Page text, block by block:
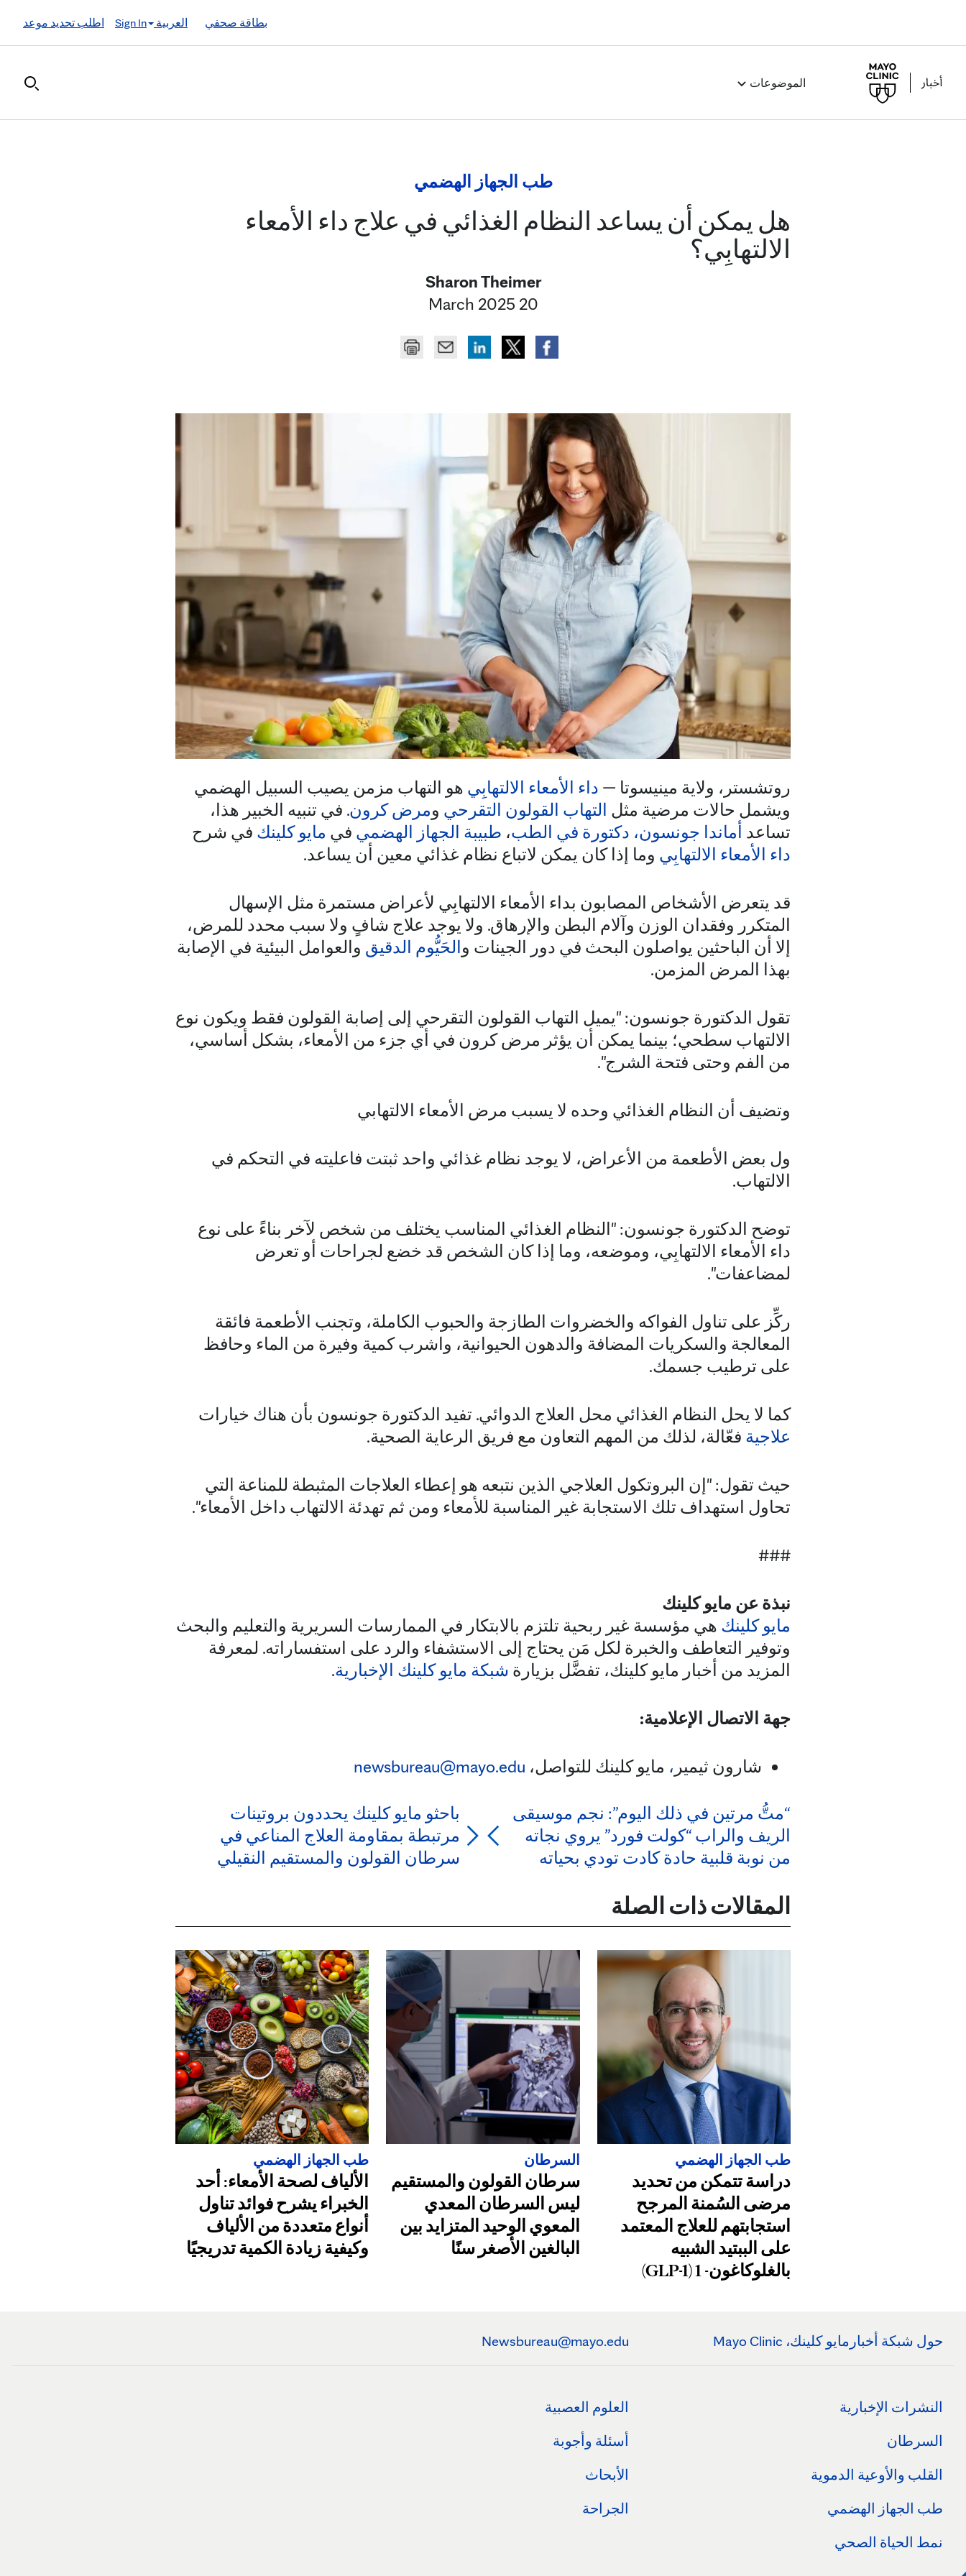
العربية
بطاقة صحفي Sign In اطلب تحديد موعد
الموضوعات
طب الجهاز الهضمي
هل يمكن أن يساعد النظام الغذائي في علاج داء الأمعاء
الالتهابِي؟
Sharon Theimer
20 March 2025
روتشستر، ولاية مينيسوتا — داء الأمعاء الالتهابِي هو التهاب مزمن يصيب السبيل الهضمي
ويشمل حالات مرضية مثل التهاب القولون التقرحي ومرض كرون. في تنبيه الخبير هذا،
تساعد أماندا جونسون، دكتورة في الطب، طبيبة الجهاز الهضمي في مايو كلينك في شرح
داء الأمعاء الالتهابِي وما إذا كان يمكن لاتباع نظام غذائي معين أن يساعد.
قد يتعرض الأشخاص المصابون بداء الأمعاء الالتهابِي لأعراض مستمرة مثل الإسهال
المتكرر وفقدان الوزن وآلام البطن والإرهاق. ولا يوجد علاج شافٍ ولا سبب محدد للمرض،
إلا أن الباحثين يواصلون البحث في دور الجينات والحَيُّوم الدقيق والعوامل البيئية في الإصابة
بهذا المرض المزمن.
تقول الدكتورة جونسون: "يميل التهاب القولون التقرحي إلى إصابة القولون فقط ويكون نوع
الالتهاب سطحي؛ بينما يمكن أن يؤثر مرض كرون في أي جزء من الأمعاء، بشكل أساسي،
من الفم وحتى فتحة الشرج".
وتضيف أن النظام الغذائي وحده لا يسبب مرض الأمعاء الالتهابي
ول بعض الأطعمة من الأعراض، لا يوجد نظام غذائي واحد ثبتت فاعليته في التحكم في
الالتهاب.
توضح الدكتورة جونسون: "النظام الغذائي المناسب يختلف من شخص لآخر بناءً على نوع
داء الأمعاء الالتهابِي، وموضعه، وما إذا كان الشخص قد خضع لجراحات أو تعرض
لمضاعفات".
ركِّز على تناول الفواكه والخضروات الطازجة والحبوب الكاملة، وتجنب الأطعمة فائقة
المعالجة والسكريات المضافة والدهون الحيوانية، واشرب كمية وفيرة من الماء وحافظ
على ترطيب جسمك.
كما لا يحل النظام الغذائي محل العلاج الدوائي. تفيد الدكتورة جونسون بأن هناك خيارات
علاجية فعّالة، لذلك من المهم التعاون مع فريق الرعاية الصحية.
حيث تقول: "إن البروتكول العلاجي الذين نتبعه هو إعطاء العلاجات المثبطة للمناعة التي
تحاول استهداف تلك الاستجابة غير المناسبة للأمعاء ومن ثم تهدئة الالتهاب داخل الأمعاء".
###
نبذة عن مايو كلينك
مايو كلينك هي مؤسسة غير ربحية تلتزم بالابتكار في الممارسات السريرية والتعليم والبحث
وتوفير التعاطف والخبرة لكل مَن يحتاج إلى الاستشفاء والرد على استفساراته. لمعرفة
المزيد من أخبار مايو كلينك، تفضَّل بزيارة شبكة مايو كلينك الإخبارية.
جهة الاتصال الإعلامية:
شارون ثيمير ، مايو كلينك للتواصل، newsbureau@mayo.edu
“متُّ مرتين في ذلك اليوم”: نجم موسيقى
الريف والراب “كولت فورد” يروي نجاته
من نوبة قلبية حادة كادت تودي بحياته
باحثو مايو كلينك يحددون بروتينات
مرتبطة بمقاومة العلاج المناعي في
سرطان القولون والمستقيم النقيلي
المقالات ذات الصلة
طب الجهاز الهضمي
دراسة تتمكن من تحديد
مرضى السُمنة المرجح
استجابتهم للعلاج المعتمد
على الببتيد الشبيه
بالغلوكاغون- 1 (GLP-1)
السرطان
سرطان القولون والمستقيم
ليس السرطان المعدي
المعوي الوحيد المتزايد بين
البالغين الأصغر سنًا
طب الجهاز الهضمي
الألياف لصحة الأمعاء: أحد
الخبراء يشرح فوائد تناول
أنواع متعددة من الألياف
وكيفية زيادة الكمية تدريجيًا
حول شبكة أخبارمايو كلينك، Mayo Clinic Newsbureau@mayo.edu
النشرات الإخبارية
السرطان
القلب والأوعية الدموية
طب الجهاز الهضمي
نمط الحياة الصحي
العلوم العصبية
أسئلة وأجوبة
الأبحاث
الجراحة